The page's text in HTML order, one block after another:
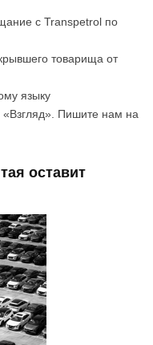
с Transpetrol по
товарища от
языку
Пишите нам на
оставит